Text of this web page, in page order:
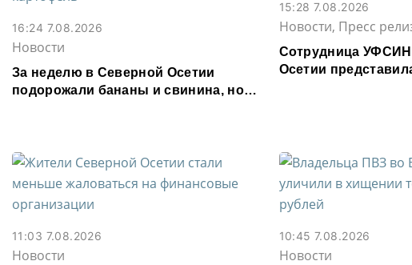
16:24 7.08.2026
Новости
За неделю в Северной Осетии
подорожали бананы и свинина, но
15:28 7.08.2026
Новости, Пресс
Сотрудница
Осетии
11:03 7.08.2026
Новости
10:45 7.08.2026
Новости